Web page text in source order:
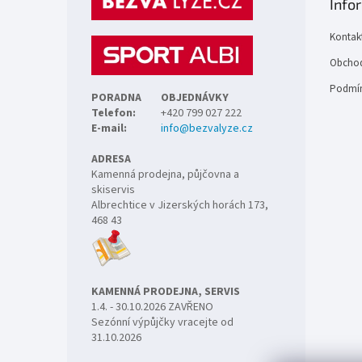
PORADNA
OBJEDNÁVKY
Telefon:
+420 799 027 222
E-mail:
info@bezvalyze.cz
ADRESA
Kamenná prodejna, půjčovna a
skiservis
Albrechtice v Jizerských horách 173,
468 43
KAMENNÁ PRODEJNA, SERVIS
1.4. - 30.10.2026 ZAVŘENO
Sezónní výpůjčky vracejte od
31.10.2026